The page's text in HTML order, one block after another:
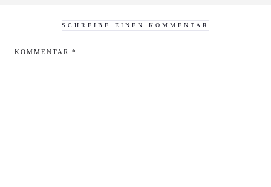
SCHREIBE EINEN KOMMENTAR
KOMMENTAR *